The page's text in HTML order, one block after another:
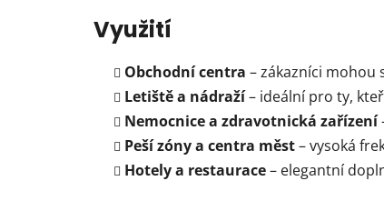
Využití
Obchodní centra – zákazníci mohou
Letiště a nádraží– ideální pro ty,
Nemocnice a zdravotnická zařízení
Peší zóny a centra měst– vysoká
Hotely a restaurace– elegantní